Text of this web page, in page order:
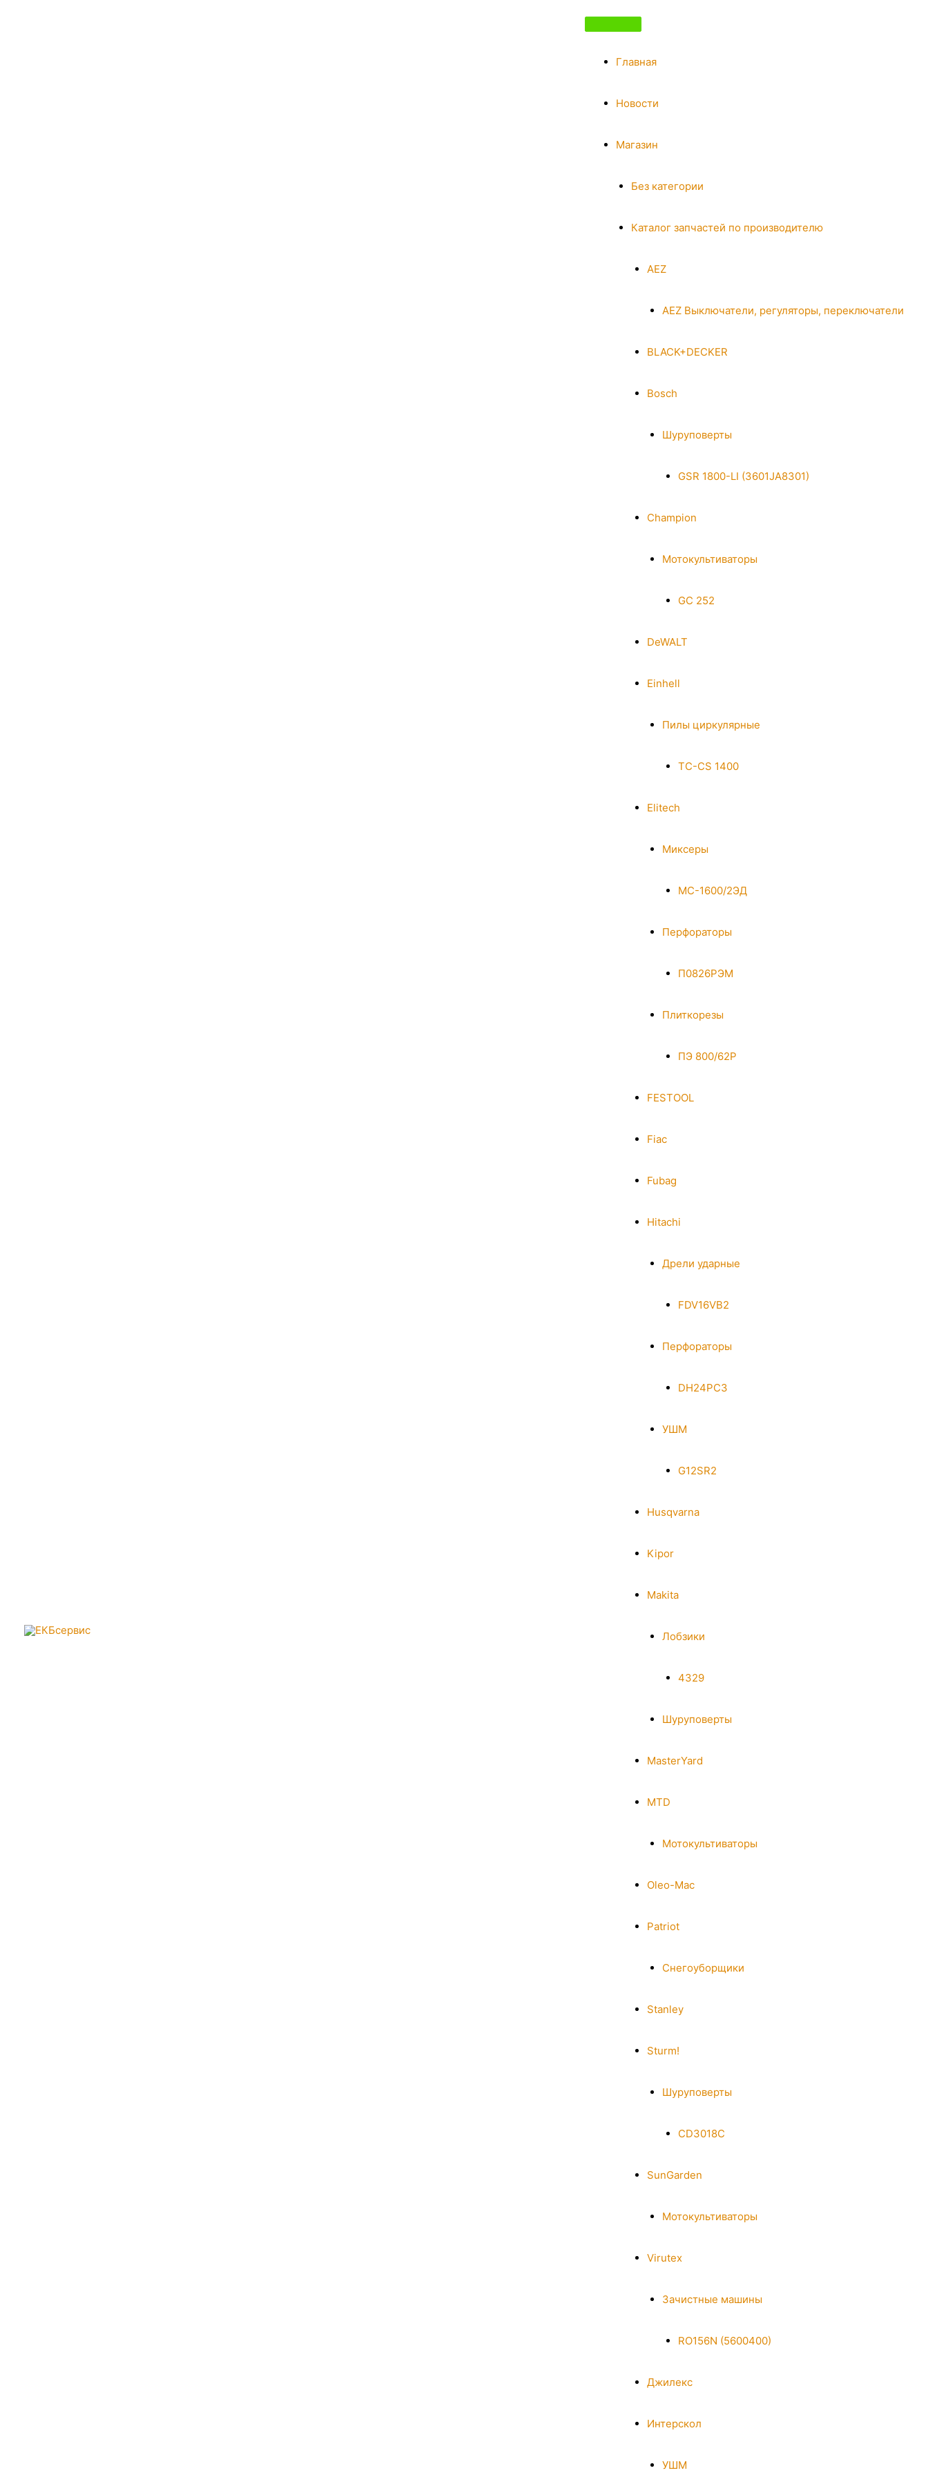
Главная
Новости
Магазин
Без категории
Каталог запчастей по производителю
AEZ
AEZ Выключатели, регуляторы, переключатели
BLACK+DECKER
Bosch
Шуруповерты
GSR 1800-LI (3601JA8301)
Champion
Мотокультиваторы
GC 252
DeWALT
Einhell
Пилы циркулярные
TC-CS 1400
Elitech
Миксеры
МС-1600/2ЭД
Перфораторы
П0826РЭМ
Плиткорезы
ПЭ 800/62Р
FESTOOL
Fiac
Fubag
Hitachi
Дрели ударные
FDV16VB2
Перфораторы
DH24PC3
УШМ
G12SR2
Husqvarna
Kipor
Makita
Лобзики
4329
Шуруповерты
MasterYard
MTD
Мотокультиваторы
Oleo-Mac
Patriot
Снегоуборщики
Stanley
Sturm!
Шуруповерты
CD3018C
SunGarden
Мотокультиваторы
Virutex
Зачистные машины
RO156N (5600400)
Джилекс
Интерскол
УШМ